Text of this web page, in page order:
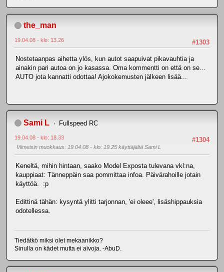
the_man
#1303
19.04.08 - klo: 13.26
Nostetaanpas aihetta ylös, kun autot saapuivat pikavauhtia ja
ainakin pari autoa on jo kasassa. Oma kommentti on että on se...
AUTO jota kannatti odottaa! Ajokokemusten jälkeen lisää...
Sami L Fullspeed RC
#1304
19.04.08 - klo: 18.33
Viimeisin muokkaus: 19.04.08 - klo: 19.25 käyttäjältä Sami L
Keneltä, mihin hintaan, saako Model Exposta tulevana vkl:na,
kauppiaat: Tänneppäin saa pommittaa infoa. Päivärahoille jotain
käyttöä. :p
Edittinä tähän: kysyntä ylitti tarjonnan, 'ei oleee', lisäshippauksia
odotellessa.
Tiedätkö miksi olet mekaanikko?
Sinulla on kädet mutta ei aivoja. -AbuD.